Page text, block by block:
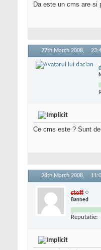
Da este un cms are si
27th March 2008,
Ce cms este ? Sunt
28th March 2008,
steff
Banned
Reputatie: